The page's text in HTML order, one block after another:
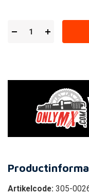
Artikelcode: 305-